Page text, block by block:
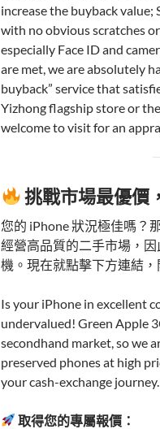
increase the buyback value;
with no obvious scratches
especially Face ID and
are met, we are absolutely
buyback” service that
Yizhong flagship store or
welcome to visit for an
挑戰市場最優價
您的 iPhone 狀況極佳嗎？
經營高品質的二手市場，
機。現在就點擊下方連結，
Is your iPhone in excellent
undervalued! Green Apple
secondhand market, so we
preserved phones at high
your cash-exchange journey.
取得您的專屬報價：